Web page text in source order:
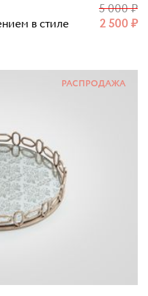
в стиле
2 500₽
5 000₽
РАСПРОДАЖА